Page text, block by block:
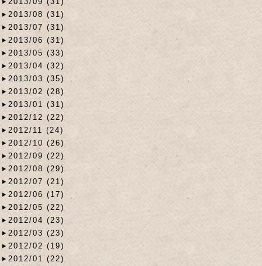
2013/08 (31)
2013/07 (31)
2013/06 (31)
2013/05 (33)
2013/04 (32)
2013/03 (35)
2013/02 (28)
2013/01 (31)
2012/12 (22)
2012/11 (24)
2012/10 (26)
2012/09 (22)
2012/08 (29)
2012/07 (21)
2012/06 (17)
2012/05 (22)
2012/04 (23)
2012/03 (23)
2012/02 (19)
2012/01 (22)